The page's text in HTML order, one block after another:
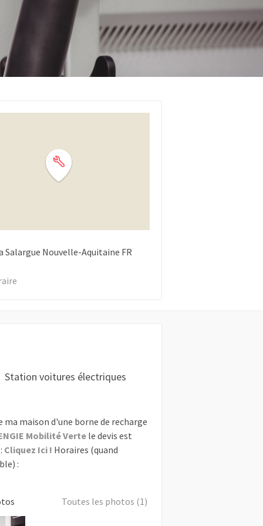
Salargue Nouvelle-Aquitaine FR
Station voitures électriques
ma maison d'une borne de recharge
Mobilité Vertele devis est
Cliquez Ici ! Horaires (quand
:
Toutes les photos (1)